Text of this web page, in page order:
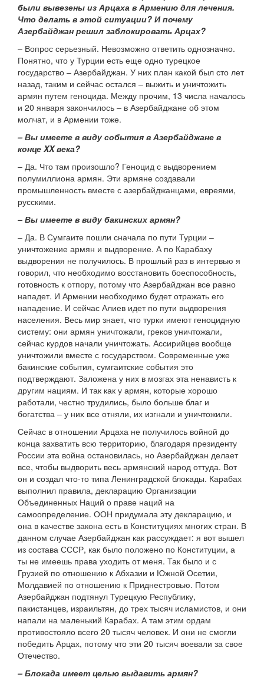
были вывезены из Арцаха в Армению для лечения.
Что делать в этой ситуации? И почему
Азербайджан решил заблокировать Арцах?
– Вопрос серьезный. Невозможно ответить однозначно.
Понятно, что у Турции есть еще одно турецкое
государство – Азербайджан. У них план какой был сто лет
назад, таким и сейчас остался – выжить и уничтожить
армян путем геноцида. Между прочим, 13 числа началось
и 20 января закончилось – в Азербайджане об этом
молчат, и в Армении тоже.
– Вы имеете в виду события в Азербайджане в
конце XX века?
– Да. Что там произошло? Геноцид с выдворением
полумиллиона армян. Эти армяне создавали
промышленность вместе с азербайджанцами, евреями,
русскими.
– Вы имеете в виду бакинских армян?
– Да. В Сумгаите пошли сначала по пути Турции –
уничтожение армян и выдворение. А по Карабаху
выдворения не получилось. В прошлый раз в интервью я
говорил, что необходимо восстановить боеспособность,
готовность к отпору, потому что Азербайджан все равно
нападет. И Армении необходимо будет отражать его
нападение. И сейчас Алиев идет по пути выдворения
населения. Весь мир знает, что турки имеют геноцидную
систему: они армян уничтожали, греков уничтожали,
сейчас курдов начали уничтожать. Ассирийцев вообще
уничтожили вместе с государством. Современные уже
бакинские события, сумгаитские события это
подтверждают. Заложена у них в мозгах эта ненависть к
другим нациям. И так как у армян, которые хорошо
работали, честно трудились, было больше благ и
богатства – у них все отняли, их изгнали и уничтожили.
Сейчас в отношении Арцаха не получилось войной до
конца захватить всю территорию, благодаря президенту
России эта война остановилась, но Азербайджан делает
все, чтобы выдворить весь армянский народ оттуда. Вот
он и создал что-то типа Ленинградской блокады. Карабах
выполнил правила, декларацию Организации
Объединенных Наций о праве наций на
самоопределение. ООН придумала эту декларацию, и
она в качестве закона есть в Конституциях многих стран. В
данном случае Азербайджан как рассуждает: я вот вышел
из состава СССР, как было положено по Конституции, а
ты не имеешь права уходить от меня. Так было и с
Грузией по отношению к Абхазии и Южной Осетии,
Молдавией по отношению к Приднестровью. Потом
Азербайджан подтянул Турецкую Республику,
пакистанцев, израильтян, до трех тысяч исламистов, и они
напали на маленький Карабах. А там этим ордам
противостояло всего 20 тысяч человек. И они не смогли
победить Арцах, потому что эти 20 тысяч воевали за свое
Отечество.
– Блокада имеет целью выдавить армян?